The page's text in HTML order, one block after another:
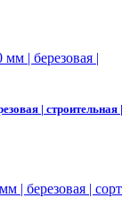
| строительная |